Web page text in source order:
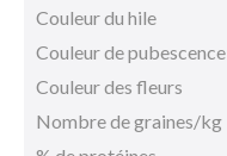
Couleur du hile
Couleur de pubescence
Couleur des fleurs
Nombre de graines/kg